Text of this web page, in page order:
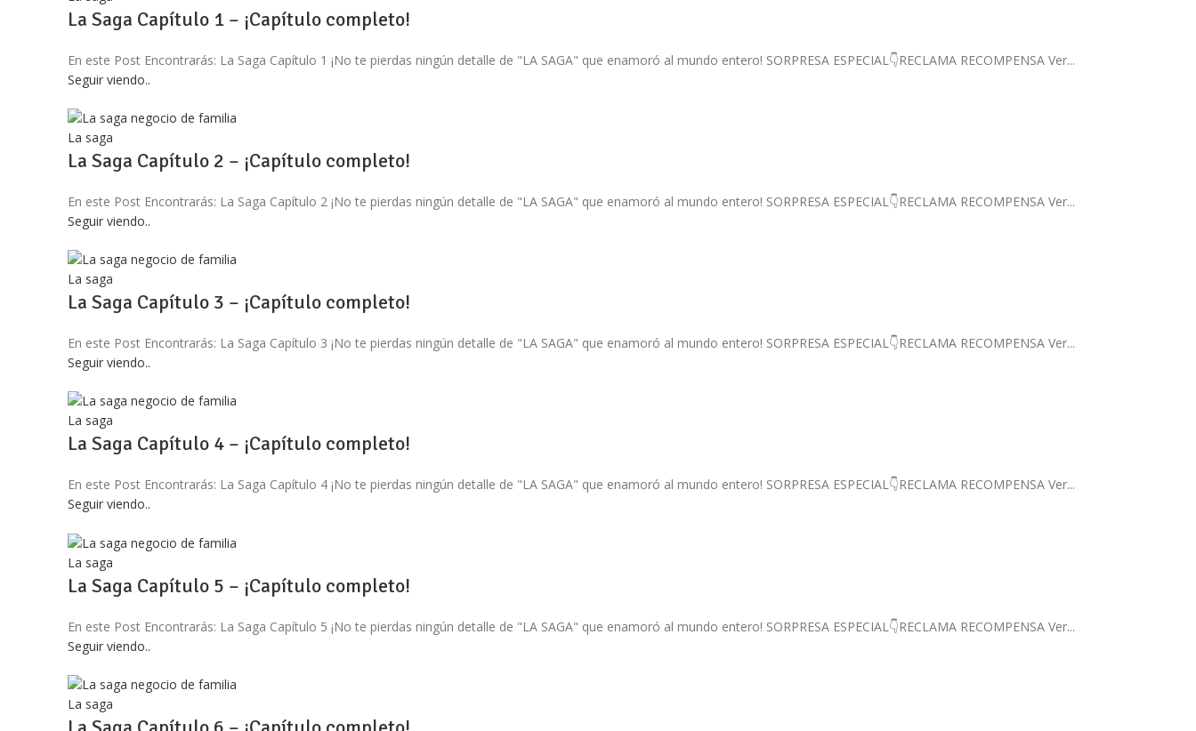
La Saga Capítulo 1 – ¡Capítulo completo!
En este Post Encontrarás: La Saga Capítulo 1 ¡No te pierdas ningún detalle de "LA SAGA" que enamoró al mundo entero! SORPRESA ESPECIAL👇RECLAMA RECOMPENSA Ver...
Seguir viendo..
La saga
La Saga Capítulo 2 – ¡Capítulo completo!
En este Post Encontrarás: La Saga Capítulo 2 ¡No te pierdas ningún detalle de "LA SAGA" que enamoró al mundo entero! SORPRESA ESPECIAL👇RECLAMA RECOMPENSA Ver...
Seguir viendo..
La saga
La Saga Capítulo 3 – ¡Capítulo completo!
En este Post Encontrarás: La Saga Capítulo 3 ¡No te pierdas ningún detalle de "LA SAGA" que enamoró al mundo entero! SORPRESA ESPECIAL👇RECLAMA RECOMPENSA Ver...
Seguir viendo..
La saga
La Saga Capítulo 4 – ¡Capítulo completo!
En este Post Encontrarás: La Saga Capítulo 4 ¡No te pierdas ningún detalle de "LA SAGA" que enamoró al mundo entero! SORPRESA ESPECIAL👇RECLAMA RECOMPENSA Ver...
Seguir viendo..
La saga
La Saga Capítulo 5 – ¡Capítulo completo!
En este Post Encontrarás: La Saga Capítulo 5 ¡No te pierdas ningún detalle de "LA SAGA" que enamoró al mundo entero! SORPRESA ESPECIAL👇RECLAMA RECOMPENSA Ver...
Seguir viendo..
La saga